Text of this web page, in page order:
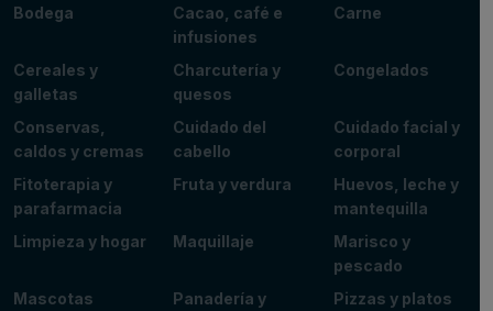
Bodega
Cacao, café e
infusiones
Carne
Cereales y
galletas
Charcutería y
quesos
Congelados
Conservas,
caldos y cremas
Cuidado del
cabello
Cuidado facial y
corporal
Fitoterapia y
parafarmacia
Fruta y verdura
Huevos, leche y
mantequilla
Limpieza y hogar
Maquillaje
Marisco y
pescado
Mascotas
Panadería y
Pizzas y platos